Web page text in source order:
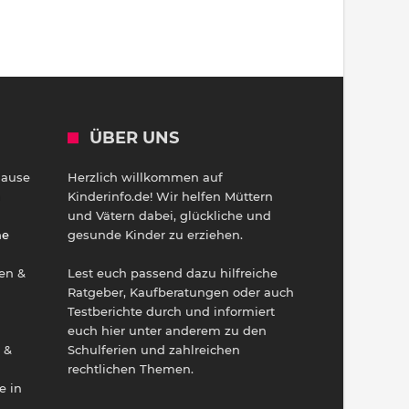
&
&
in
ÜBER UNS
Herzlich willkommen auf
Kinderinfo.de! Wir helfen Müttern
und Vätern dabei, glückliche und
gesunde Kinder zu erziehen.
Lest euch passend dazu hilfreiche
Ratgeber, Kaufberatungen oder auch
Testberichte durch und informiert
euch hier unter anderem zu den
Schulferien und zahlreichen
rechtlichen Themen.